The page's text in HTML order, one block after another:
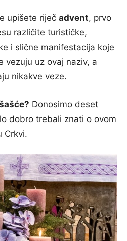
upišete riječ advent, prvo
različite turističke,
i slične manifestacija koje
vezuju uz ovaj naziv, a
nikakve veze.
Donosimo deset
dobro trebali znati o ovom
Crkvi.